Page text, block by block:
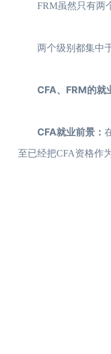
FRM虽然只有两个
两个级别都集中于
CFA、FRM的就
CFA就业前景：
至已经把CFA资格作